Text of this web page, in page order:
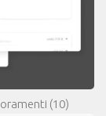
(10)